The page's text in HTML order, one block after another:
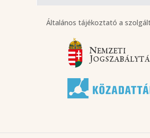
Általános tájékoztató a